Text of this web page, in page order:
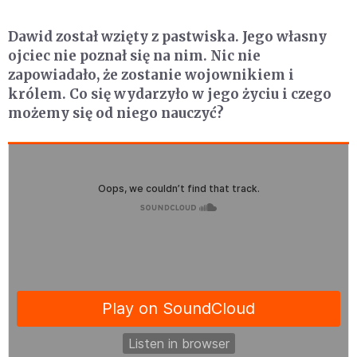
Dawid został wzięty z pastwiska. Jego własny
ojciec nie poznał się na nim. Nic nie
zapowiadało, że zostanie wojownikiem i
królem. Co się wydarzyło w jego życiu i czego
możemy się od niego nauczyć?